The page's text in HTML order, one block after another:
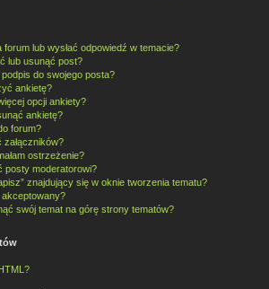
lub wysłać odpowiedź w temacie?
lub usunąć post?
do swojego posta?
ankietę?
opcji ankiety?
ankietę?
forum?
załączników?
ostrzeżenie?
posty moderatorowi?
znajdujący się w oknie tworzenia tematu?
swój temat na górę strony tematów?